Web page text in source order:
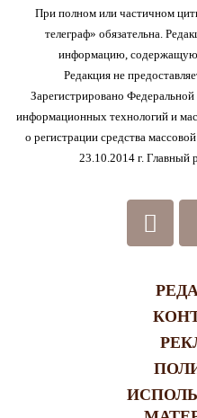
При полном или частичном
телеграф» обязательна.
информацию,
Редакция не
Зарегистрировано
информационных технологий и
о регистрации средства
23.10.2014 г.